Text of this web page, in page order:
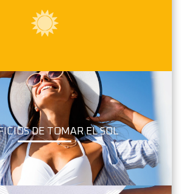
DE TOMAR EL SOL